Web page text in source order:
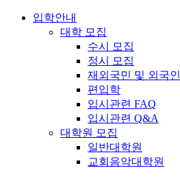
입학안내
대학 모집
수시 모집
정시 모집
재외국민 및 외국인
편입학
입시관련 FAQ
입시관련 Q&A
대학원 모집
일반대학원
교회음악대학원